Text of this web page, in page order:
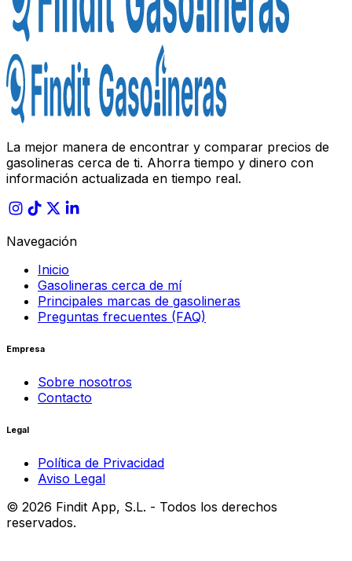
La mejor manera de encontrar y comparar precios de
gasolineras cerca de ti. Ahorra tiempo y dinero con
información actualizada en tiempo real.
Navegación
Inicio
Gasolineras cerca de mí
Principales marcas de gasolineras
Preguntas frecuentes (FAQ)
Empresa
Sobre nosotros
Contacto
Legal
Política de Privacidad
Aviso Legal
© 2026 Findit App, S.L. - Todos los derechos
reservados.